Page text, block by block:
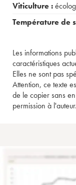
Viticulture :
Température de
Les informations
caractéristiques
Elles ne sont pas
Attention, ce texte
de le copier sans
permission à l'auteur.